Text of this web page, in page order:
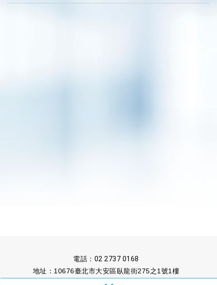
電話： 02 2737 0168
地址：10676臺北市大安區臥龍街275之1號1樓
信箱：untaipei@ms13.hinet.net